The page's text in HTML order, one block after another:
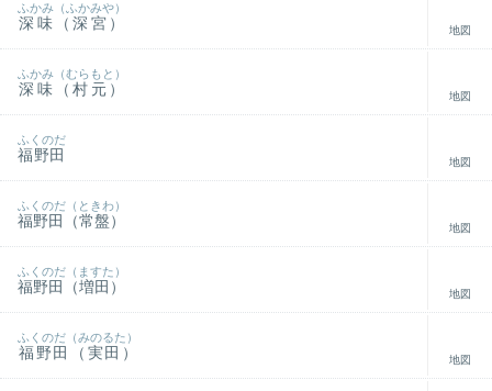
深味（深宮）
ふかみ（ふかみや）
地図
深味（村元）
ふかみ（むらもと）
地図
福野田
ふくのだ
地図
福野田（常盤）
ふくのだ（ときわ）
地図
福野田（増田）
ふくのだ（ますた）
地図
福野田（実田）
ふくのだ（みのるた）
地図